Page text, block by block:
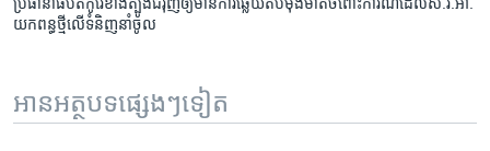
យក​ពន្ធ​ថ្មី​លើ​ទំនិញ​នាំ​ចូល
អានអត្ថបទផ្សេងៗទៀត